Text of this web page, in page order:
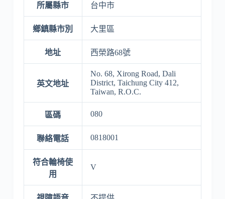
所屬縣市 台中市
鄉鎮縣市別 大里區
地址 西榮路68號
英文地址
No. 68, Xirong Road, Dali
District, Taichung City 412,
Taiwan, R.O.C.
區碼 080
聯絡電話 0818001
符合輪椅使
用
V